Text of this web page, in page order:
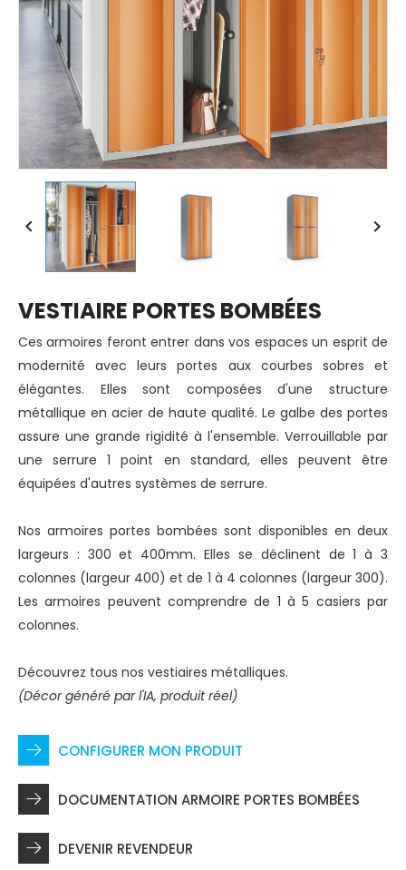
 
VESTIAIRE PORTES BOMBÉES
Ces armoires feront entrer dans vos espaces un esprit de
modernité avec leurs portes aux courbes sobres et
élégantes. Elles sont composées d'une structure
métallique en acier de haute qualité. Le galbe des portes
assure une grande rigidité à l'ensemble. Verrouillable par
une serrure 1 point en standard, elles peuvent être
équipées d'autres systèmes de serrure.
Nos armoires portes bombées sont disponibles en deux
largeurs : 300 et 400mm. Elles se déclinent de 1 à 3
colonnes (largeur 400) et de 1 à 4 colonnes (largeur 300).
Les armoires peuvent comprendre de 1 à 5 casiers par
colonnes.
Découvrez tous nos vestiaires métalliques.
(Décor généré par l'IA, produit réel)
CONFIGURER MON PRODUIT
DOCUMENTATION ARMOIRE PORTES BOMBÉES
DEVENIR REVENDEUR